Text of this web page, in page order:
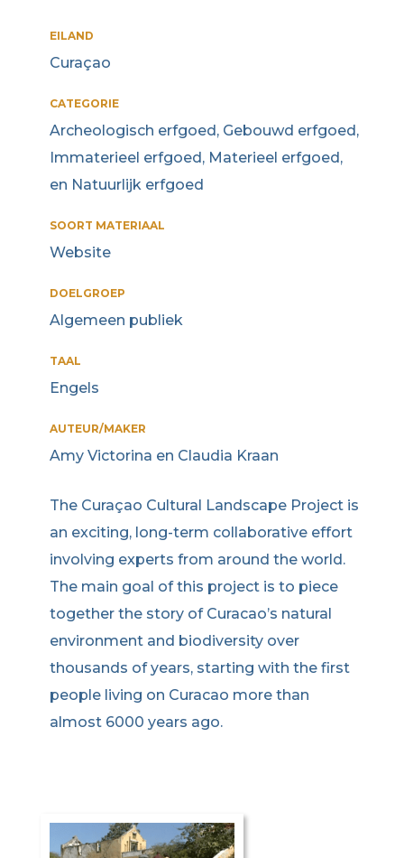
EILAND
Curaçao
CATEGORIE
Archeologisch erfgoed, Gebouwd erfgoed,
Immaterieel erfgoed, Materieel erfgoed,
en Natuurlijk erfgoed
SOORT MATERIAAL
Website
DOELGROEP
Algemeen publiek
TAAL
Engels
AUTEUR/MAKER
Amy Victorina en Claudia Kraan
The Curaçao Cultural Landscape Project is
an exciting, long-term collaborative effort
involving experts from around the world.
The main goal of this project is to piece
together the story of Curacao’s natural
environment and biodiversity over
thousands of years, starting with the first
people living on Curacao more than
almost 6000 years ago.